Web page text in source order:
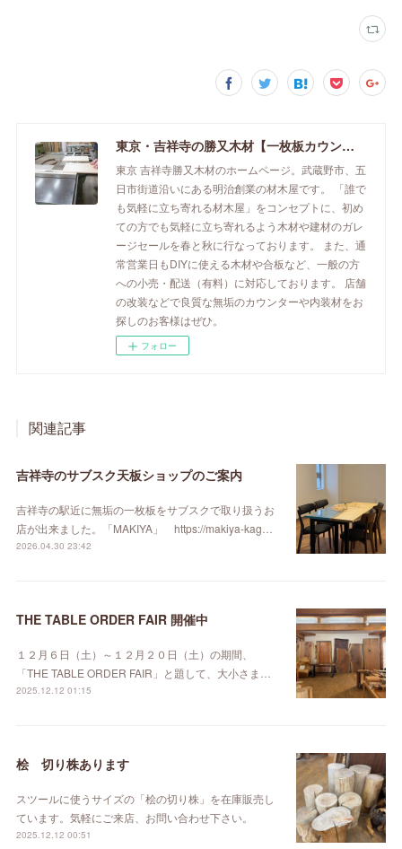
東京・吉祥寺の勝又木材【一枚板カウンター】
東京 吉祥寺勝又木材のホームページ。武蔵野市、五
日市街道沿いにある明治創業の材木屋です。 「誰で
も気軽に立ち寄れる材木屋」をコンセプトに、初め
ての方でも気軽に立ち寄れるよう木材や建材のガレ
ージセールを春と秋に行なっております。 また、通
常営業日もDIYに使える木材や合板など、一般の方
への小売・配送（有料）に対応しております。 店舗
の改装などで良質な無垢のカウンターや内装材をお
探しのお客様はぜひ。
フォロー
関連記事
吉祥寺のサブスク天板ショップのご案内
吉祥寺の駅近に無垢の一枚板をサブスクで取り扱うお
店が出来ました。「MAKIYA」 https://makiya-kag…
2026.04.30 23:42
THE TABLE ORDER FAIR 開催中
１２月６日（土）～１２月２０日（土）の期間、
「THE TABLE ORDER FAIR」と題して、大小さま…
2025.12.12 01:15
桧 切り株あります
スツールに使うサイズの「桧の切り株」を在庫販売し
ています。気軽にご来店、お問い合わせ下さい。
2025.12.12 00:51